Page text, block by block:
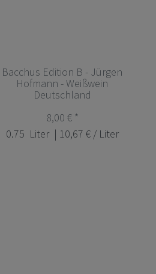
Bacchus Edition B - Jürgen
Hofmann - Weißwein
Deutschland
8,00 € *
0.75 Liter | 10,67 € / Liter